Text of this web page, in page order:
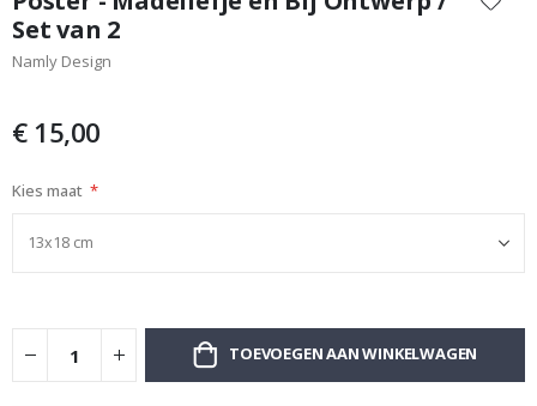
het
begin
van
gallerij
Set van 2
Namly Design
€ 15,00
Kies maat
TOEVOEGEN AAN WINKELWAGEN